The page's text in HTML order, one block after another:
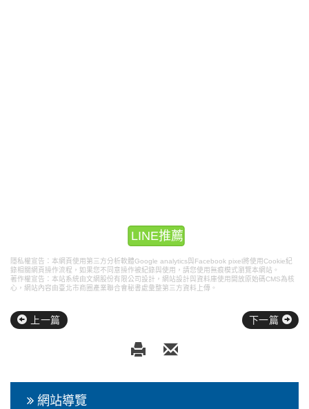
LINE推薦
隱私權宣告：本網頁使用第三方分析軟體Google analytics與Facebook pixel將使用Cookie紀
錄相關網頁操作流程，如果您不同意操作被紀錄與使用，請您使用無痕模式瀏覽本網站。
著作權宣告：本站系統由文網股份有限公司設計， 網站設計與資料庫使用開放原始碼CMS為核
心，網站內容由臺北市商圈產業聯合會秘書處彙整第三方資料上傳。
上一篇 下一篇
網站導覽